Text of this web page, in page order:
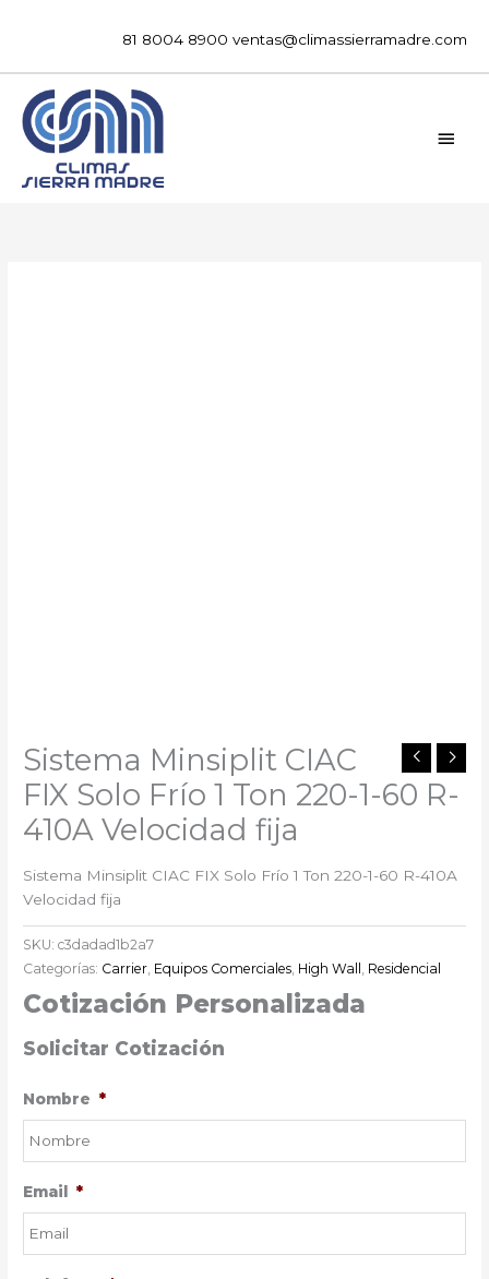
81 8004 8900 ventas@climassierramadre.com
Sistema Minsiplit CIAC
FIX Solo Frío 1 Ton 220-1-60 R-
410A Velocidad fija
Sistema Minsiplit CIAC FIX Solo Frío 1 Ton 220-1-60 R-410A
Velocidad fija
SKU:c3dadad1b2a7
Categorías: Carrier, Equipos Comerciales, High Wall , Residencial
Cotización Personalizada
Solicitar Cotización
Nombre *
Email *